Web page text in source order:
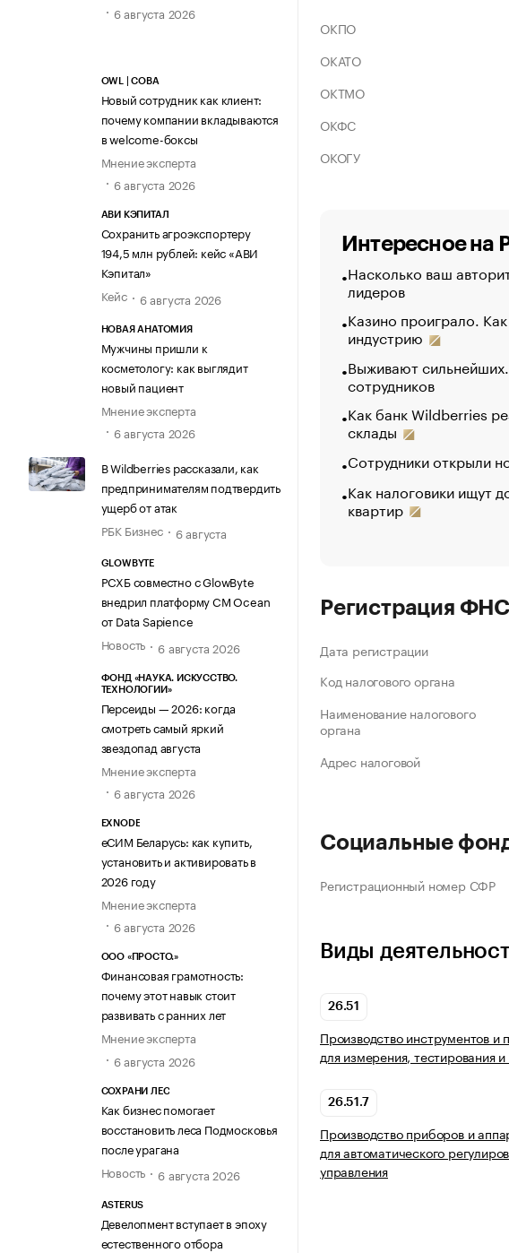
6 августа 2026
OWL | СОВА
Новый сотрудник как клиент:
почему компании вкладываются
в welcome-боксы
Мнение эксперта
6 августа 2026
АВИ КЭПИТАЛ
Сохранить агроэкспортеру
194,5 млн рублей: кейс «АВИ
Кэпитал»
Кейс
6 августа 2026
НОВАЯ АНАТОМИЯ
Мужчины пришли к
косметологу: как выглядит
новый пациент
Мнение эксперта
6 августа 2026
В Wildberries рассказали, как
предпринимателям подтвердить
ущерб от атак
РБК Бизнес
6 августа
GLOWBYTE
РСХБ совместно с GlowByte
внедрил платформу CM Ocean
от Data Sapience
Новость
6 августа 2026
ФОНД «НАУКА. ИСКУССТВО.
ТЕХНОЛОГИИ»
Персеиды — 2026: когда
смотреть самый яркий
звездопад августа
Мнение эксперта
6 августа 2026
EXNODE
еСИМ Беларусь: как купить,
установить и активировать в
2026 году
Мнение эксперта
6 августа 2026
ООО «ПРОСТО.»
Финансовая грамотность:
почему этот навык стоит
развивать с ранних лет
Мнение эксперта
6 августа 2026
СОХРАНИ ЛЕС
Как бизнес помогает
восстановить леса Подмосковья
после урагана
Новость
6 августа 2026
ASTERUS
Девелопмент вступает в эпоху
естественного отбора
ОКПО
ОКАТО
ОКТМО
ОКФС
ОКОГУ
Интересное на
Насколько ваш
лидеров
Казино проиграло.
индустрию
Выживают
сотрудников
Как банк Wildberries
склады
Сотрудники открыли
Как налоговики ищут
квартир
Регистрация ФНС
Дата регистрации
Код налогового органа
Наименование налогового
органа
Адрес налоговой
Социальные
Регистрационный номер СФР
Виды
26.51
Производство инструментов и
для измерения, тестирования и
26.51.7
Производство приборов и
для автоматического
управления